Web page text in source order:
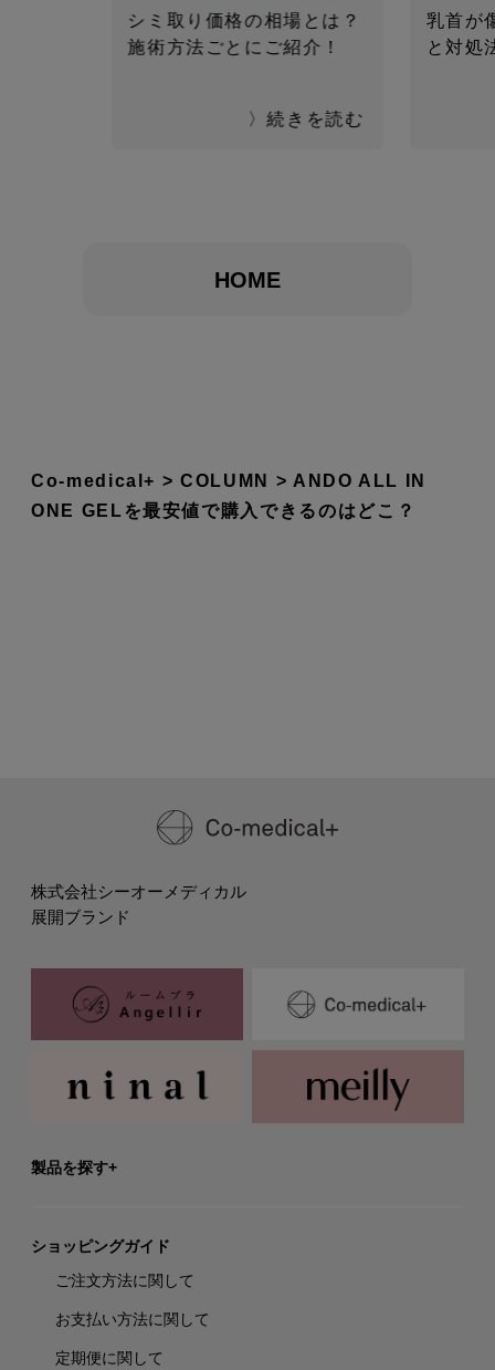
Co-medical+ COLUMN
ANDO ALL IN
ONE GELを最安値で購入できるのはどこ？
シミ取り価格の相場とは？
施術方法ごとにご紹介！
〉続きを読む
乳首が
と対処
HOME
株式会社シーオーメディカル
展開ブランド
製品を探す
ショッピングガイド
ご注文方法に関して
お支払い方法に関して
定期便に関して